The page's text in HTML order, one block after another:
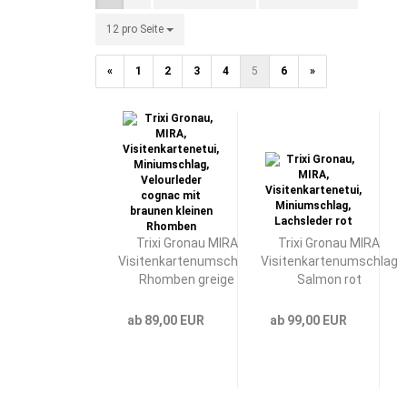
12 pro Seite
pro Seite
« 1 2 3 4 5 6 »
Trixi Gronau MIRA
Visitenkartenumschlag
Rhomben greige
ab 89,00 EUR
Trixi Gronau MIRA
Visitenkartenumschlag
Salmon rot
ab 99,00 EUR